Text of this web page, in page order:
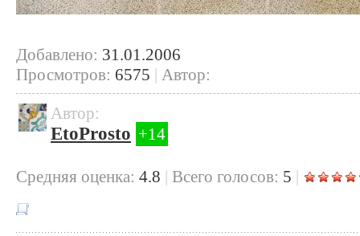
Добавлено: 31.01.2006
Просмотров: 6575 | Автор:
Автор:
EtoProsto +14
Cредняя оценка: 4.8 | Всего голосов: 5 |